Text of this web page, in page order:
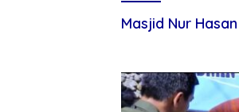
Masjid Nur Hasan